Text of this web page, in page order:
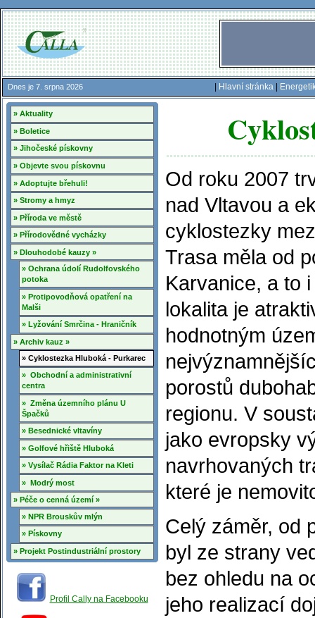
Dnes je 7. srpna 2026 Hlavní stránka|
» Aktuality
» Boletice
» Jihočeské pískovny
» Objevte svou pískovnu
» Adoptujte břehuli!
» Stromy a hmyz
» Příroda ve městě
» Přírodovědné vycházky
» Dlouhodobé kauzy »
» Ochrana údolí Rudolfovského
potoka
» Protipovodňová opatření na
Malši
» Lyžování Smrčina - Hraničník
» Archiv kauz »
» Cyklostezka Hluboká - Purkarec
» Obchodní a administrativní
centra
» Změna územního plánu U
Špačků
» Besednické vltavíny
» Golfové hřiště Hluboká
» Vysílač Rádia Faktor na Kleti
» Modrý most
» Péče o cenná území »
» NPR Brouskův mlýn
» Pískovny
» Projekt Postindustriální prostory
Profil Cally na Facebooku
Od roku 2007
nad Vltavou a
cyklostezky
Trasa měla od
Karvanice, a to
lokalita je
hodnotným
porostů
regionu. V
jako evropsky
navrhovaných
které je
Celý záměr, od
byl ze strany
bez ohledu na
jeho realizací